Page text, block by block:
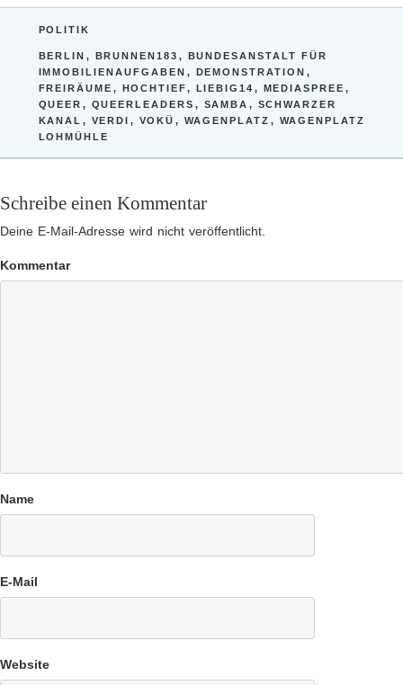
KATEGORIEN
POLITIK
SCHLAGWÖRTER
BERLIN , BRUNNEN183 , BUNDESANSTALT FÜR
IMMOBILIENAUFGABEN , DEMONSTRATION ,
FREIRÄUME , HOCHTIEF, LIEBIG14 , MEDIASPREE ,
QUEER , QUEERLEADERS , SAMBA , SCHWARZER
KANAL , VERDI , VOKÜ , WAGENPLATZ , WAGENPLATZ
LOHMÜHLE
Schreibe einen Kommentar
Deine E-Mail-Adresse wird nicht veröffentlicht.
Kommentar
Name
E-Mail
Website